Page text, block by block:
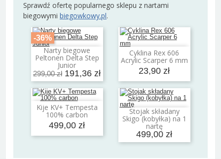
Sprawdź ofertę popularnego sklepu z nartami
biegowymi biegowkowy.pl.
-36%
Narty biegowe
Peltonen Delta Step
Junior
299,00 zł 191,36 zł
Dodaj do koszyka Cyklina Rex 606
Acrylic Scarper 6 mm
23,90 zł
Dodaj do koszyka
Kije KV+ Tempesta
100% carbon
499,00 zł
Dodaj do koszyka Stojak składany
Skigo (kobyłka) na 1
nartę
499,00 zł
Dodaj do koszyka